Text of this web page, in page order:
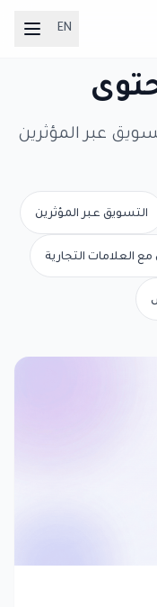
EN
عبر المؤثرين
التسويق عبر المؤثرين
مع العلامات التجارية